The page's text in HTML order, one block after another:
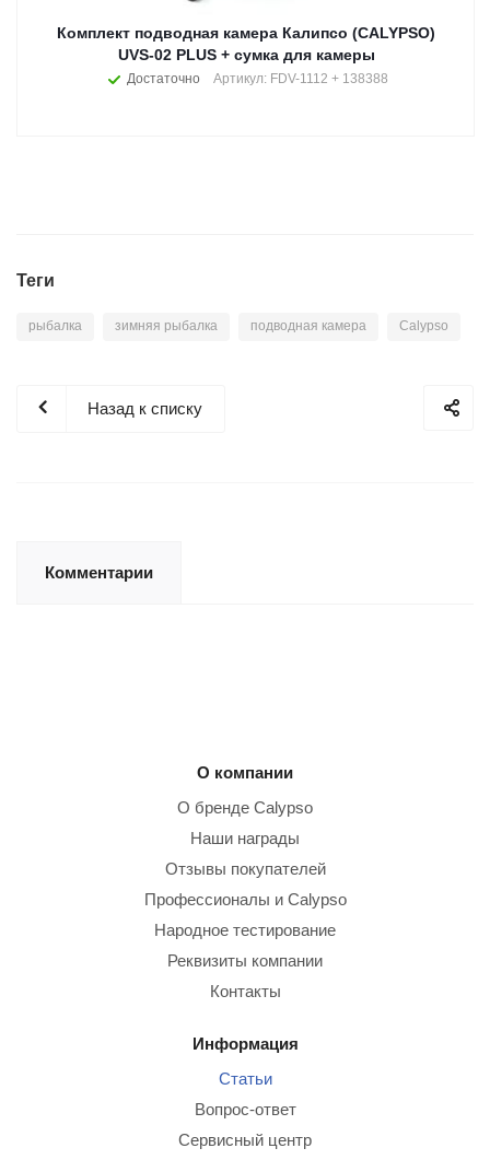
Комплект подводная камера Калипсо (CALYPSO)
UVS-02 PLUS + сумка для камеры
Достаточно Артикул: FDV-1112 + 138388
Теги
рыбалка зимняя рыбалка подводная камера Calypso
Назад к списку
Комментарии
О компании
О бренде Calypso
Наши награды
Отзывы покупателей
Профессионалы и Calypso
Народное тестирование
Реквизиты компании
Контакты
Информация
Статьи
Вопрос-ответ
Сервисный центр